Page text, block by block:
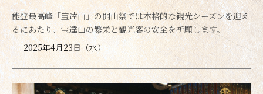
能登最高峰「宝達山」の開山祭では本格的な観光シーズンを迎え
るにあたり、宝達山の繁栄と観光客の安全を祈願します。
2025年4月23日（水）